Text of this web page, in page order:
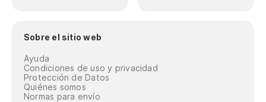
Sobre el sitio web
Ayuda
Condiciones de uso y privacidad
Protección de Datos
Quiénes somos
Normas para envío